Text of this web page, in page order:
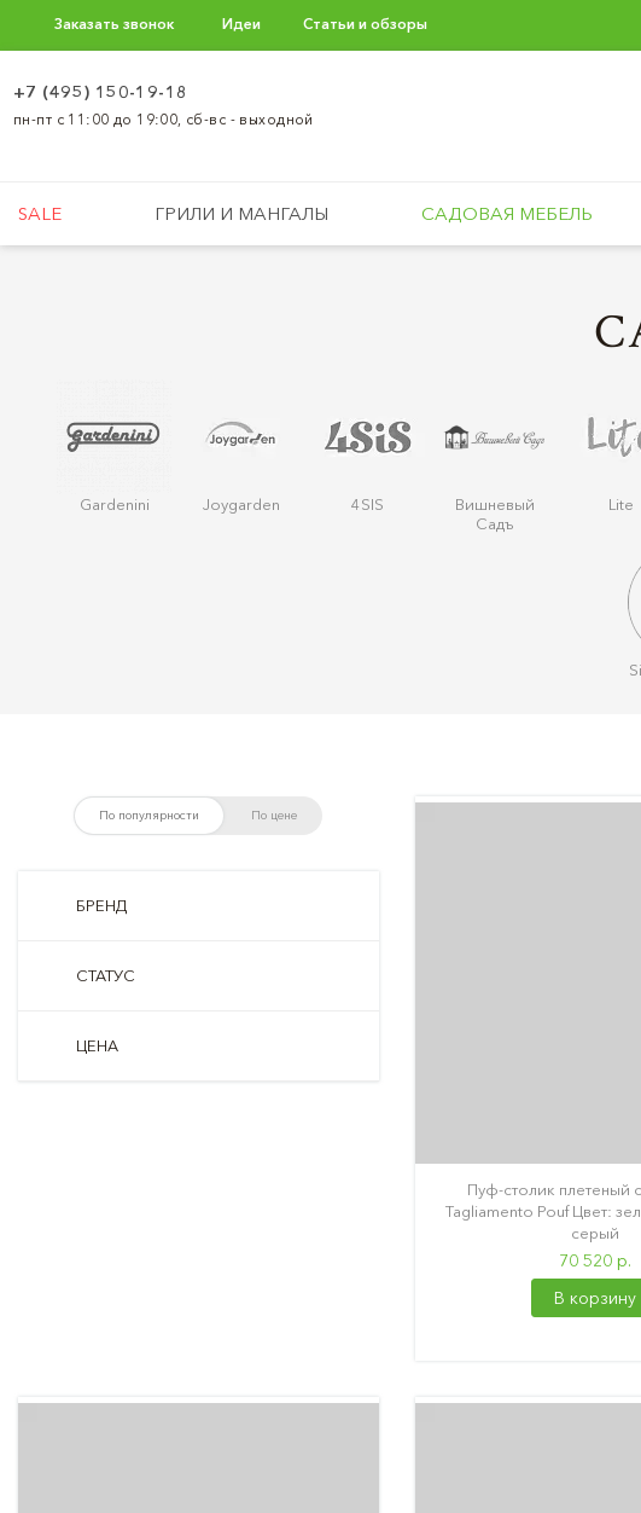
Заказать звонок Идеи Статьи и обзоры
+7 (495) 150-19-18
пн-пт с 11:00 до 19:00, сб-вс - выходной
SALE ГРИЛИ И МАНГАЛЫ САДОВАЯ МЕБЕЛЬ
Gardenini Joygarden 4SIS
Вишневый
Садъ
Lite
По популярности По цене
БРЕНД
СТАТУС
ЦЕНА
Пуф-столик плетеный
Tagliamento Pouf Цвет:
серый
70 520 р.
В корзину